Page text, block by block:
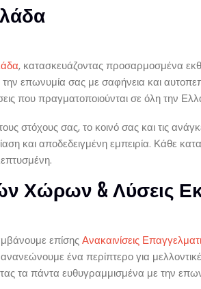
, κατασκευάζοντας προσαρμοσμένα
επωνυμία σας με σαφήνεια και
που πραγματοποιούνται σε όλη την
στόχους σας, το κοινό σας και τις
και αποδεδειγμένη εμπειρία. Κάθε
Χώρων & Λύσεις
επίσηςΑνακαινίσεις
ένα περίπτερο για
τα πάντα ευθυγραμμισμένα με την